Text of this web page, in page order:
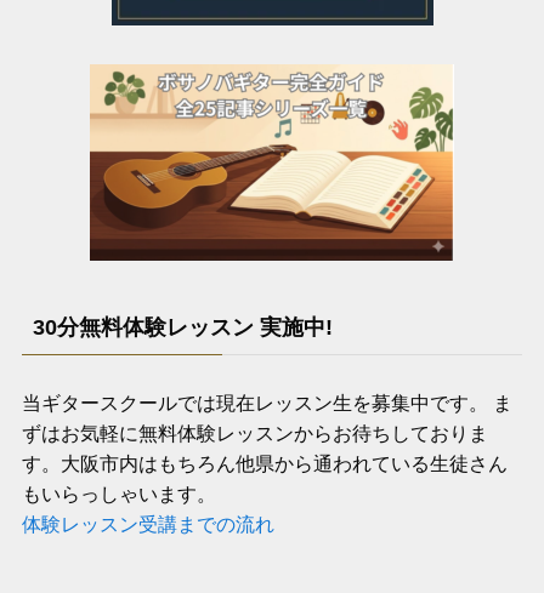
30分無料体験レッスン 実施中!
当ギタースクールでは現在レッスン生を募集中です。 ま
ずはお気軽に無料体験レッスンからお待ちしておりま
す。大阪市内はもちろん他県から通われている生徒さん
もいらっしゃいます。
体験レッスン受講までの流れ